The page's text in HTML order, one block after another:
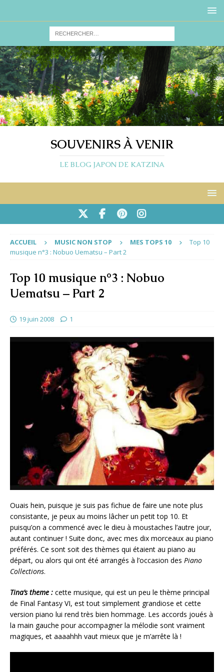
SOUVENIRS À VENIR
LE BLOG JAPON DE KATZINA
ACCUEIL MUSIC NON STOP MES TOPS 10
Top 10
musique n°3 : Nobuo Uematsu – Part 2
Top 10 musique n°3 : Nobuo
Uematsu – Part 2
19 juin 2008 1
Ouais hein, puisque je suis pas fichue de faire une note plus
consistante, je peux au moins lâcher un petit top 10. Et
puisqu’on a commencé avec le dieu à moustaches l’autre jour,
autant continuer ! Suite donc, avec mes dix morceaux au piano
préférés. Ce sont soit des thèmes qui étaient au piano au
départ, ou alors qui ont été arrangés à l’occasion des Piano
Collections.
Tina’s theme : cette musique, qui est un peu le thème principal
de Final Fantasy VI, est tout simplement grandiose et cette
version piano lui rend très bien hommage. Les accords joués à
la main gauche pour accompagner la mélodie sont vraiment
magiques, et aaaahhh vaut mieux que je m’arrête là !